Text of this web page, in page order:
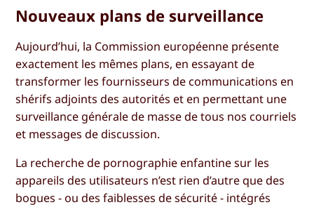
Nouveaux plans de surveillance
Aujourd’hui, la Commission européenne présente
exactement les mêmes plans, en essayant de
transformer les fournisseurs de communications en
shérifs adjoints des autorités et en permettant une
surveillance générale de masse de tous nos courriels
et messages de discussion.
La recherche de pornographie enfantine sur les
appareils des utilisateurs n’est rien d’autre que des
bogues - ou des faiblesses de sécurité - intégrés